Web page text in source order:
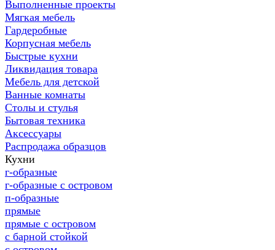
Выполненные проекты
Мягкая мебель
Гардеробные
Корпусная мебель
Быстрые кухни
Ликвидация товара
Мебель для детской
Ванные комнаты
Столы и стулья
Бытовая техника
Аксессуары
Распродажа образцов
Кухни
г-образные
г-образные с островом
п-образные
прямые
прямые с островом
с барной стойкой